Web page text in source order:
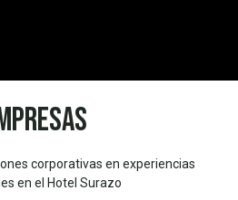
corporativas en experiencias
en el Hotel Surazo